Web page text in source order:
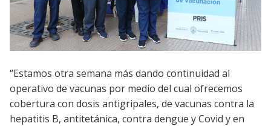
“Estamos otra semana más dando continuidad al
operativo de vacunas por medio del cual ofrecemos
cobertura con dosis antigripales, de vacunas contra la
hepatitis B, antitetánica, contra dengue y Covid y en